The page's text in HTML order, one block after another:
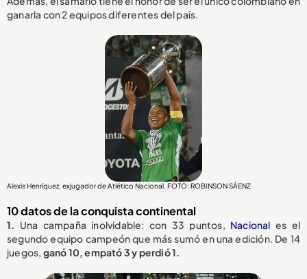
ganarla con 2 equipos diferentes del país.
Alexis Henríquez, exjugador de Atlético Nacional. FOTO: ROBINSON SÁENZ
10 datos de la conquista continental
1. Una campaña inolvidable: con 33 puntos, Nacional es el
segundo equipo campeón que más sumó en una edición. De 14
juegos, ganó 10, empató 3 y perdió 1.